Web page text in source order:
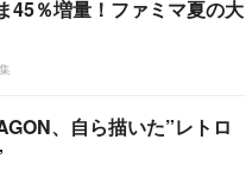
45％増量！ファミマ夏の大
、自ら描いた”レトロ